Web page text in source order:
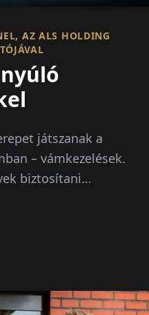
AZ ALS HOLDING
játszanak a
– vámkezelések.
biztosítani